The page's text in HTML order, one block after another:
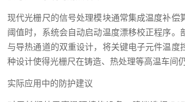
现代光栅尺的信号处理模块通常集成温度补偿
阈值时，系统会自动启动温度漂移校正程序。
与导热通道的双重设计，将关键电子元件温度
种设计使得光栅尺在铸造、热处理等高温车间
实际应用中的防护建议